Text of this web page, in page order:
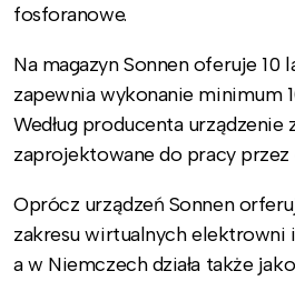
fosforanowe.
Na magazyn Sonnen oferuje 10
zapewnia wykonanie minimum
Według producenta urządzenie
zaprojektowane do pracy przez
Oprócz urządzeń Sonnen
zakresu wirtualnych elektrowni
a w Niemczech działa także